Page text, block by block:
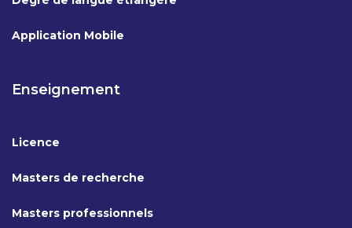
Application Mobile
Enseignement
Licence
Masters de recherche
Masters professionnels